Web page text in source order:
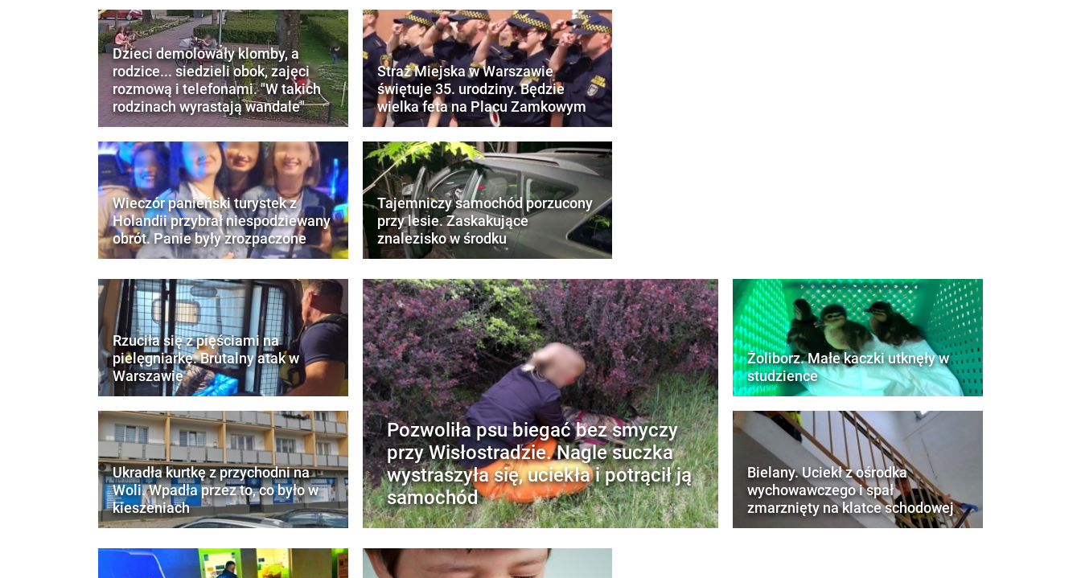
Dzieci demolowały klomby, a
rodzice... siedzieli obok, zajęci
rozmową i telefonami. "W takich
rodzinach wyrastają wandale"
Wieczór panieński turystek z
Holandii przybrał niespodziewany
obrót. Panie były zrozpaczone
Straż Miejska w Warszawie
świętuje 35. urodziny. Będzie
wielka feta na Placu Zamkowym
Tajemniczy samochód porzucony
przy lesie. Zaskakujące
znalezisko w środku
Rzuciła się z pięściami na
pielęgniarkę. Brutalny atak w
Warszawie
Ukradła kurtkę z przychodni na
Woli. Wpadła przez to, co było w
kieszeniach
Pozwoliła psu biegać bez smyczy
przy Wisłostradzie. Nagle suczka
wystraszyła się, uciekła i potrącił ją
samochód
Żoliborz. Małe kaczki utknęły w
studzience
Bielany. Uciekł z ośrodka
wychowawczego i spał
zmarznięty na klatce schodowej